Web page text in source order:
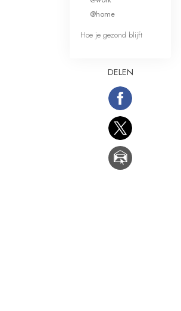
@home
Hoe je gezond blijft
DELEN